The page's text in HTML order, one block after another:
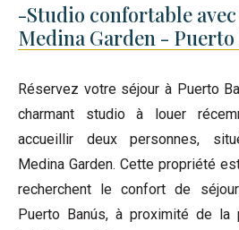
-Studio confortable
Medina Garden - Puerto
Réservez votre séjour à Puerto
charmant studio à louer
accueillir deux personnes,
Medina Garden. Cette propriété
recherchent le confort de
Puerto Banús, à proximité de